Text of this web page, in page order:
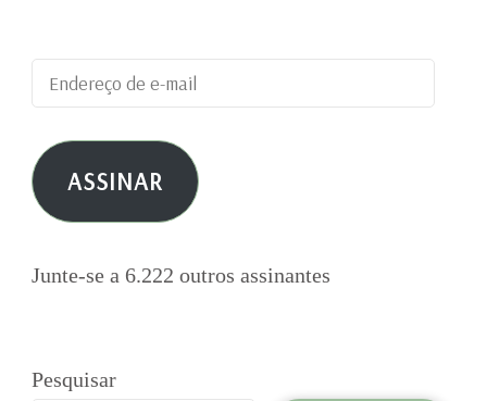
Endereço
de
e-
mail ASSINAR
Junte-se a 6.222 outros assinantes
Pesquisar